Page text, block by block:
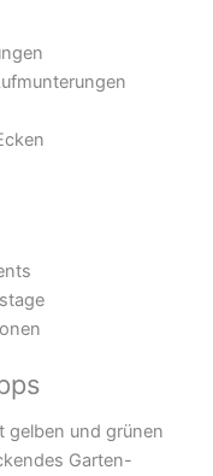
gelben und grünen
Garten-